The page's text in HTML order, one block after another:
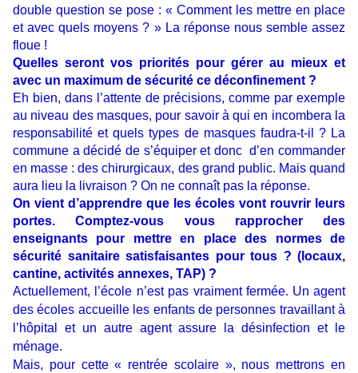
double question se pose : « Comment les mettre en place
et avec quels moyens ? » La réponse nous semble assez
floue !
Quelles seront vos priorités pour gérer au mieux et
avec un maximum de sécurité ce déconfinement ?
Eh bien, dans l’attente de précisions, comme par exemple
au niveau des masques, pour savoir à qui en incombera la
responsabilité et quels types de masques faudra-t-il ? La
commune a décidé de s’équiper et donc d’en commander
en masse : des chirurgicaux, des grand public. Mais quand
aura lieu la livraison ? On ne connaît pas la réponse.
On vient d’apprendre que les écoles vont rouvrir leurs
portes. Comptez-vous vous rapprocher des
enseignants pour mettre en place des normes de
sécurité sanitaire satisfaisantes pour tous ? (locaux,
cantine, activités annexes, TAP) ?
Actuellement, l’école n’est pas vraiment fermée. Un agent
des écoles accueille les enfants de personnes travaillant à
l’hôpital et un autre agent assure la désinfection et le
ménage.
Mais, pour cette « rentrée scolaire », nous mettrons en